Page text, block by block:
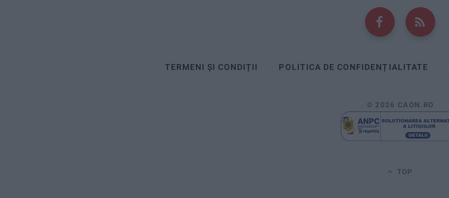
TERMENI ȘI CONDIȚII POLITICA DE CONFIDENȚIALITATE
© 2026 CAON.RO
TOP